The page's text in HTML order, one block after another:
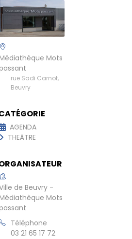
Mots
rue Sadi Carnot,
Beuvry
AGENDA
THEÄTRE
de Beuvry -
Mots
Téléphone
03 21 65 17 72